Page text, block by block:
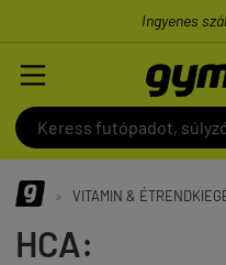
Ingyenes
» VITAMIN &
HCA: